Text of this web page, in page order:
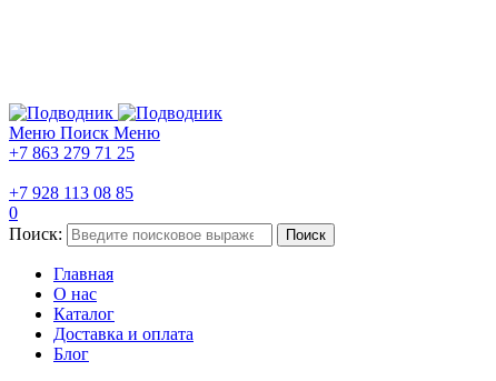
Меню Поиск Меню
+7 863 279 71 25
+7 928 113 08 85
0
Поиск:
Поиск
Главная
О нас
Каталог
Доставка и оплата
Блог